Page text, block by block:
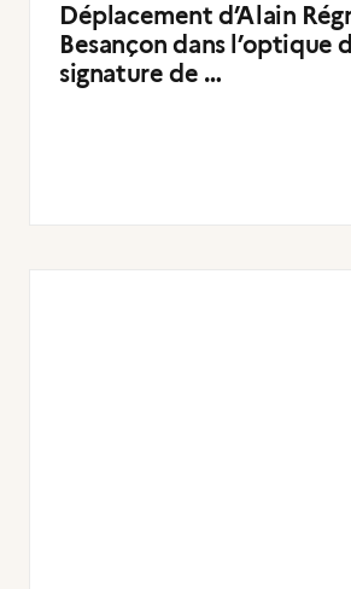
Déplacement d’Alain
Besançon dans l’optique
signature de …